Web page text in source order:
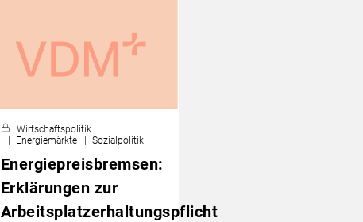
Wirtschaftspolitik
Energiemärkte
Sozialpolitik
Energiepreisbremsen:
Erklärungen zur
Arbeitsplatzerhaltungspflicht